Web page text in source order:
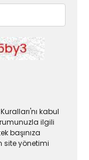
kabul
ilgili
başınıza
site yönetimi